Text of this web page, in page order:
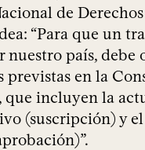
de
“Para que un
país, debe
previstas en la
que incluyen la
(suscripción) y